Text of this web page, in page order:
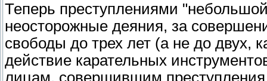
Теперь преступлениями
неосторожные деяния, за
свободы до трех лет (а не до двух,
действие карательных
лицам, совершившим